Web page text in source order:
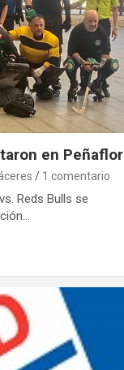
en Peñaflor
1 comentario
Reds Bulls se